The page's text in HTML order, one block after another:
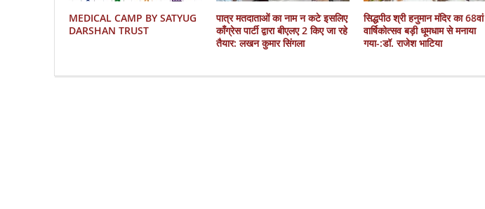
MEDICAL CAMP BY SATYUG
DARSHAN TRUST
पात्र मतदाताओं का नाम न कटे इसलिए
काँग्रेस पार्टी द्वारा बीएलए 2 किए जा रहे
तैयार: लखन कुमार सिंगला
सिद्धपीठ श्री हनुमान मंदिर का 68वां
वार्षिकोत्सव बड़ी धूमधाम से मनाया
गया-:डॉ. राजेश भाटिया